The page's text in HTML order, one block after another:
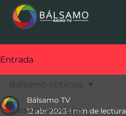
Entrada
Bálsamo noticias
Bálsamo noticias
Bálsamo TV
12 abr 2023 1 min de lectura